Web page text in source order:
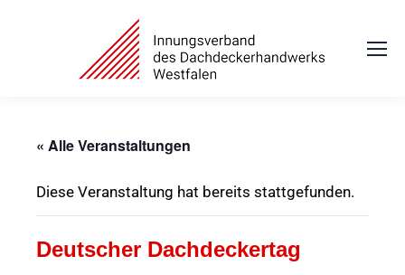
« Alle Veranstaltungen
Diese Veranstaltung hat bereits stattgefunden.
Deutscher Dachdeckertag